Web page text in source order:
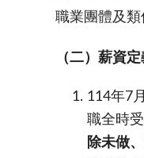
職業團體及類
（二）薪資
114年7
職全時
除未做